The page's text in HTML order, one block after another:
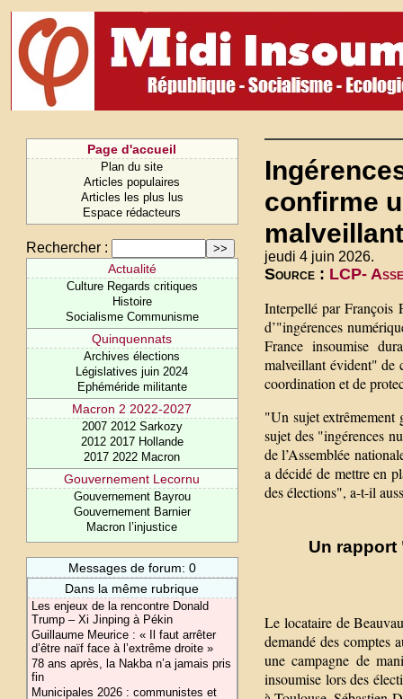
Page d'accueil
Plan du site
Articles populaires
Articles les plus lus
Espace rédacteurs
Rechercher :
Actualité
Culture Regards critiques
Histoire
Socialisme Communisme
Quinquennats
Archives élections
Législatives juin 2024
Ephéméride militante
Macron 2 2022-2027
2007 2012 Sarkozy
2012 2017 Hollande
2017 2022 Macron
Gouvernement Lecornu
Gouvernement Bayrou
Gouvernement Barnier
Macron l’injustice
Messages de forum: 0
Dans la même rubrique
Les enjeux de la rencontre Donald
Trump – Xi Jinping à Pékin
Guillaume Meurice : « Il faut arrêter
d’être naïf face à l’extrême droite »
78 ans après, la Nakba n’a jamais pris
fin
Municipales 2026 : communistes et
confirme
jeudi 4 juin 2026.
Source : LCP-
Interpellé par François
d’"ingérences
France insoumise
malveillant évident" de
coordination et de
"Un sujet extrêmement
sujet des "ingérences
de l’Assemblée
a décidé de mettre en
des élections", a-t-il
Un rapport
Le locataire de
demandé des comptes
une campagne de
insoumise lors des